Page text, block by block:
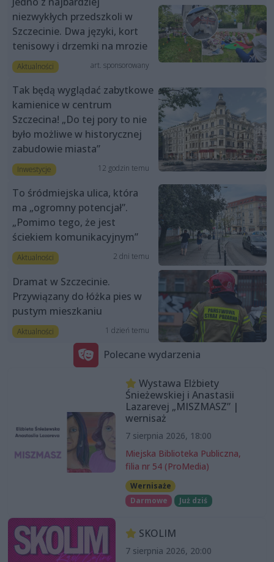
niezwykłych przedszkoli w
Szczecinie. Dwa języki, kort
tenisowy i drzemki na mrozie
Aktualności art. sponsorowany
Tak będą wyglądać zabytkowe
kamienice w centrum
Szczecina! „Do tej pory to nie
było możliwe w historycznej
zabudowie miasta”
Inwestycje 12 godzin temu
To śródmiejska ulica, która
ma „ogromny potencjał”.
„Pomimo tego, że jest
ściekiem komunikacyjnym”
Aktualności 2 dni temu
Dramat w Szczecinie.
Przywiązany do łóżka pies w
pustym mieszkaniu
Aktualności 1 dzień temu
Polecane wydarzenia
Wystawa Elżbiety
Śnieżewskiej i Anastasii
Lazarevej „MISZMASZ” |
wernisaż
7 sierpnia 2026, 18:00
Miejska Biblioteka Publiczna,
filia nr 54 (ProMedia)
Wernisaże
Darmowe
Już dziś
SKOLIM
7 sierpnia 2026, 20:00